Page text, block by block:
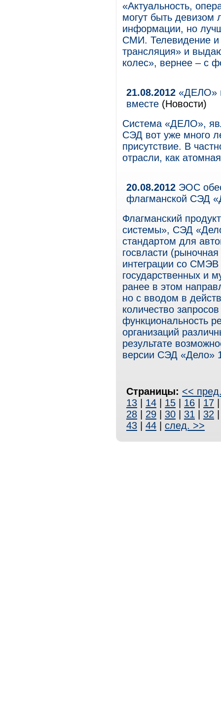
«Актуальность,
могут быть девизом
информации, но
СМИ. Телевидение и
трансляция» и
колес», вернее – с
21.08.2012 «ДЕЛО»
вместе (Новости)
Система «ДЕЛО»,
СЭД вот уже много
присутствие. В
отрасли, как
20.08.2012 ЭОС
флагманской СЭД
Флагманский
системы», СЭД
стандартом для
госвласти
интеграции со СМЭВ
государственных и
ранее в этом
но с вводом в
количество
функциональность
организаций
результате
версии СЭД «Дело»
Страницы: <<
13
14 15 16 17
28
29 30 31 32
43
44 след. >>